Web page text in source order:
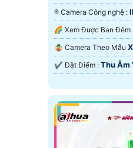
®️ Camera Công nghệ :
Hồng Ngoại Smart IR.
🤹 Camera Theo Mẫu
️✔️ Đặt Điểm : Thu Âm